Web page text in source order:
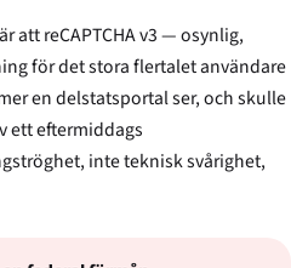
att reCAPTCHA v3 — osynlig,
för det stora flertalet användare
en delstatsportal ser, och skulle
ett eftermiddags
inte teknisk svårighet,